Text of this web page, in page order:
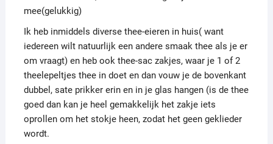
mee(gelukkig)
Ik heb inmiddels diverse thee-eieren in huis( want
iedereen wilt natuurlijk een andere smaak thee als je er
om vraagt) en heb ook thee-sac zakjes, waar je 1 of 2
theelepeltjes thee in doet en dan vouw je de bovenkant
dubbel, sate prikker erin en in je glas hangen (is de thee
goed dan kan je heel gemakkelijk het zakje iets
oprollen om het stokje heen, zodat het geen geklieder
wordt.